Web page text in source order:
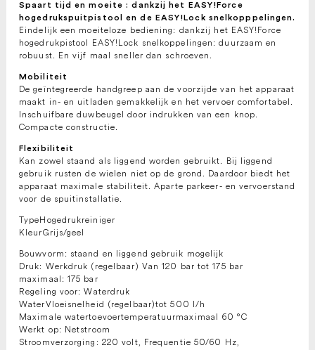
Spaart tijd en moeite : dankzij het EASY!Force
hogedrukspuitpistool en de EASY!Lock snelkopppelingen.
Eindelijk een moeiteloze bediening: dankzij het EASY!Force
hogedrukpistool EASY!Lock snelkoppelingen: duurzaam en
robuust. En vijf maal sneller dan schroeven.
Mobiliteit
De geïntegreerde handgreep aan de voorzijde van het apparaat
maakt in- en uitladen gemakkelijk en het vervoer comfortabel.
Inschuifbare duwbeugel door indrukken van een knop.
Compacte constructie.
Flexibiliteit
Kan zowel staand als liggend worden gebruikt. Bij liggend
gebruik rusten de wielen niet op de grond. Daardoor biedt het
apparaat maximale stabiliteit. Aparte parkeer- en vervoerstand
voor de spuitinstallatie.
TypeHogedrukreiniger
KleurGrijs/geel
Bouwvorm: staand en liggend gebruik mogelijk
Druk: Werkdruk (regelbaar) Van 120 bar tot 175 bar
maximaal: 175 bar
Regeling voor: Waterdruk
WaterVloeisnelheid (regelbaar)tot 500 l/h
Maximale watertoevoertemperatuurmaximaal 60 °C
Werkt op: Netstroom
Stroomverzorging: 220 volt, Frequentie 50/60 Hz,